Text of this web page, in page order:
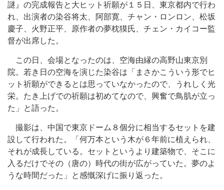
謎』の完成報告と大ヒット祈願が１５日、東京都内で行わ
れ、出演者の染谷将太、阿部寛、チャン・ロンロン、松坂
慶子、火野正平、原作者の夢枕獏氏、チェン・カイコー監
督が出席した。
この日、会場となったのは、空海由縁の高野山東京別
院。若き日の空海を演じた染谷は「まさかこういう形でヒ
ット祈願ができるとは思っていなかったので、うれしく光
栄。たき上げでの祈願は初めてなので、興奮で鳥肌が立っ
た」と語った。
撮影は、中国で東京ドーム８個分に相当するセットを建
設して行われた。「何万本という木が６年前に植えられ、
それが成長している。セットというより建築物で、そこに
入るだけでその（唐の）時代の街が広がっていた。夢のよ
うな時間だった」と感慨深げに振り返った。